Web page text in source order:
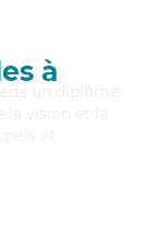
à
un diplôme
vision et la